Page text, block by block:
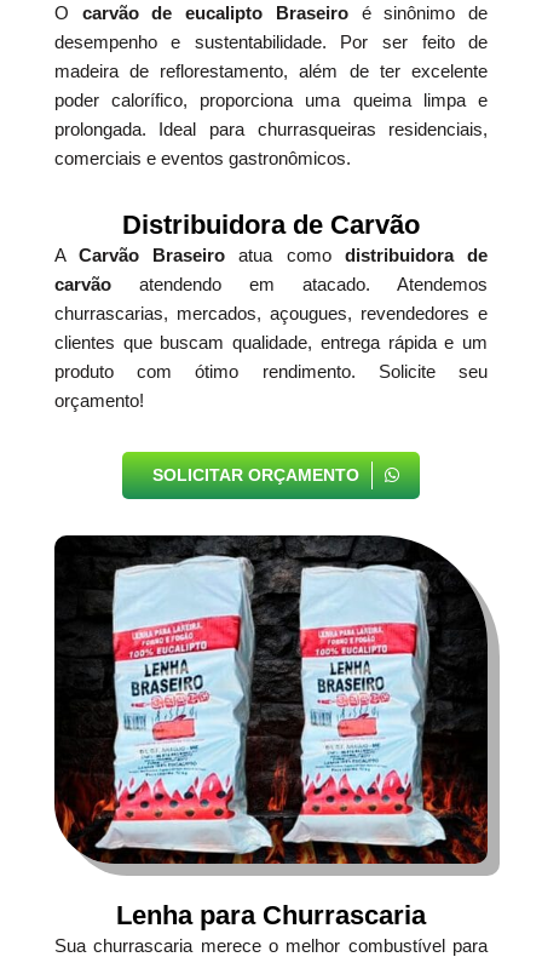
O carvão de eucalipto Braseiroé sinônimo de
desempenho e sustentabilidade. Por ser feito de
madeira de reflorestamento, além de ter excelente
poder calorífico, proporciona uma queima limpa e
prolongada. Ideal para churrasqueiras residenciais,
comerciais e eventos gastronômicos.
Distribuidora de Carvão
ACarvão Braseiro atua como distribuidora de
carvãoatendendo em atacado. Atendemos
churrascarias, mercados, açougues, revendedores e
clientes que buscam qualidade, entrega rápida e um
produto com ótimo rendimento. Solicite seu
orçamento!
SOLICITAR ORÇAMENTO
Lenha para Churrascaria
Sua churrascaria merece o melhor combustível para